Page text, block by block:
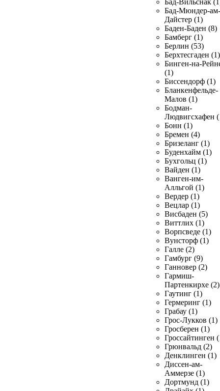
Бад-Вильснак
Бад-Мюндер-ам-
Дайстер (1)
Баден-Баден (8)
Бамберг (1)
Берлин (53)
Берхтесгаден (1)
Бинген-на-
(1)
Биссендорф (1)
Бланкенфельде-
Малов (1)
Бодман-
Людвигсхафен
Бонн (1)
Бремен (4)
Бризеланг (1)
Буденхайм (1)
Бухгольц (1)
Вайден (1)
Ванген-им-
Алльгой (1)
Вердер (1)
Вецлар (1)
Висбаден (5)
Виттлих (1)
Ворпсведе (1)
Вунсторф (1)
Галле (2)
Гамбург (9)
Ганновер (2)
Гармиш-
Партенкирхе (2)
Гаутинг (1)
Гермеринг (1)
Грабау (1)
Грос-Лукков (1)
Гросберен (1)
Гроссайтинген
Грюнвальд (2)
Денклинген (1)
Диссен-ам-
Аммерзе (1)
Дортмунд (1)